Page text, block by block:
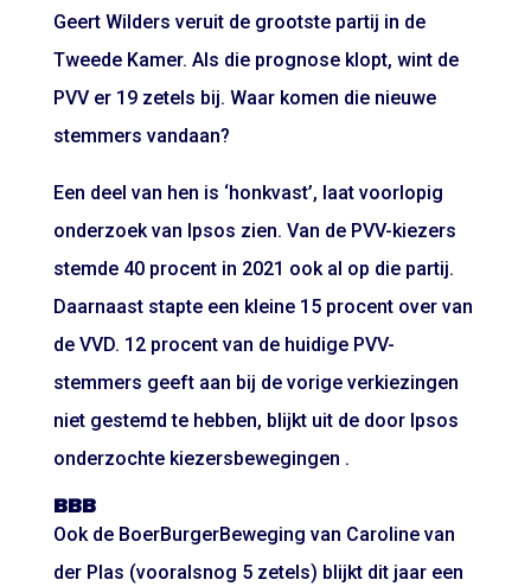
Geert Wilders veruit de grootste partij in de
Tweede Kamer. Als die prognose klopt, wint de
PVV er 19 zetels bij. Waar komen die nieuwe
stemmers vandaan?
Een deel van hen is ‘honkvast’, laat voorlopig
onderzoek van Ipsos zien. Van de PVV-kiezers
stemde 40 procent in 2021 ook al op die partij.
Daarnaast stapte een kleine 15 procent over van
de VVD. 12 procent van de huidige PVV-
stemmers geeft aan bij de vorige verkiezingen
niet gestemd te hebben, blijkt uit de door Ipsos
onderzochte kiezersbewegingen .
BBB
Ook de BoerBurgerBeweging van Caroline van
der Plas (vooralsnog 5 zetels) blijkt dit jaar een